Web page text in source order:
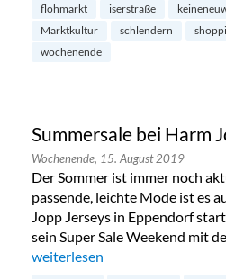
flohmarkt iserstraße
Marktkultur
schlendern
wochenende
Summersale bei Harm
Wochenende, 15. August 2019
Der Sommer ist immer noch
passende, leichte Mode ist es
Jopp Jerseys in Eppendorf
sein Super Sale Weekend mit
„Summersale bei Harm Jopp in
weiterlesen